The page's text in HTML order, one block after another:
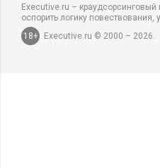
Executive.ru –
оспорить логику
18+
Executive.ru © 2000 – 2026.